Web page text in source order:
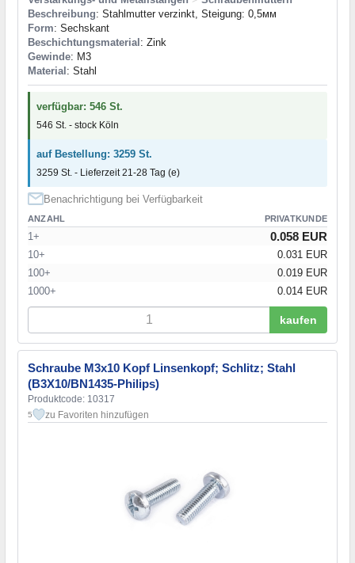
Beschreibung: Stahlmutter verzinkt, Steigung: 0,5мм
Form: Sechskant
Beschichtungsmaterial : Zink
Gewinde: M3
Material : Stahl
verfügbar: 546 St.
546 St. - stock Köln
auf Bestellung: 3259 St.
3259 St. - Lieferzeit 21-28 Tag (e)
Benachrichtigung bei Verfügbarkeit
ANZAHL PRIVATKUNDE
1+ 0.058 EUR
10+
0.031 EUR
100+
0.019 EUR
1000+
0.014 EUR
kaufen
Schraube M3x10 Kopf Linsenkopf; Schlitz; Stahl
(B3X10/BN1435-Philips)
Produktcode: 10317
5 zu Favoriten hinzufügen